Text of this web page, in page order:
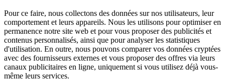
Pour ce faire, nous collectons des données sur nos utilisateurs, leur
comportement et leurs appareils. Nous les utilisons pour optimiser en
permanence notre site web et pour vous proposer des publicités et
contenus personnalisés, ainsi que pour analyser les statistiques
d'utilisation. En outre, nous pouvons comparer vos données cryptées
avec des fournisseurs externes et vous proposer des offres via leurs
canaux publicitaires en ligne, uniquement si vous utilisez déjà vous-
même leurs services.